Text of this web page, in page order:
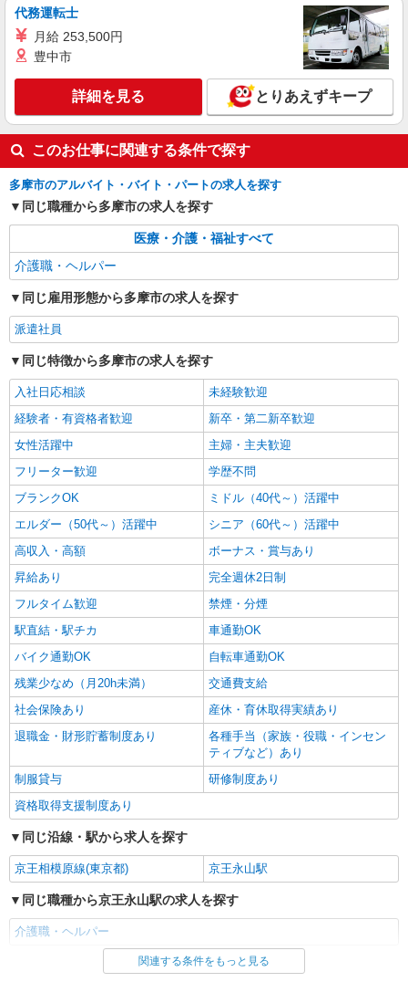
派遣社員
ホテルのような空間＊。京王多摩センター▼サ
時給1600円〜2250円 ＜日払い有/週払い有/交
通費全支給(ガソリン代含む)＞
多摩市
キープ 詳細を見る
代務運転士
月給 253,500円
豊中市
詳細を見る とりあえずキープ
このお仕事に関連する条件で探す
多摩市のアルバイト・バイト・パートの求人を探す
同じ職種から多摩市の求人を探す
医療・介護・福祉すべて
介護職・ヘルパー
同じ雇用形態から多摩市の求人を探す
派遣社員
同じ特徴から多摩市の求人を探す
入社日応相談
未経験歓迎
経験者・有資格者歓迎
新卒・第二新卒歓迎
女性活躍中
主婦・主夫歓迎
フリーター歓迎
学歴不問
ブランクOK
ミドル（40代～）活躍中
エルダー（50代～）活躍中
シニア（60代～）活躍中
高収入・高額
ボーナス・賞与あり
昇給あり
完全週休2日制
フルタイム歓迎
禁煙・分煙
駅直結・駅チカ
車通勤OK
バイク通勤OK
自転車通勤OK
残業少なめ（月20h未満）
交通費支給
社会保険あり
産休・育休取得実績あり
退職金・財形貯蓄制度あり
各種手当（家族・役職・インセン
ティブなど）あり
制服貸与
研修制度あり
資格取得支援制度あり
同じ沿線・駅から求人を探す
京王相模原線(東京都) 京王永山駅
同じ職種から京王永山駅の求人を探す
介護職・ヘルパー
同じ雇用形態から京王永山駅の求人を探す
関連する条件をもっと見る